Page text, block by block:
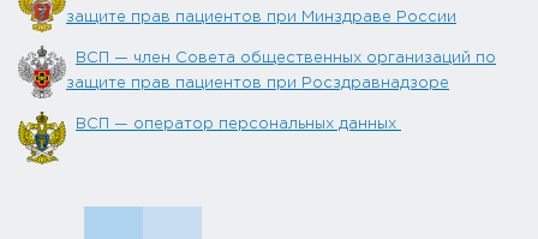
защите прав пациентов при Минздраве России
ВСП — член Совета общественных организаций по
защите прав пациентов при Росздравнадзоре
ВСП — оператор персональных данных